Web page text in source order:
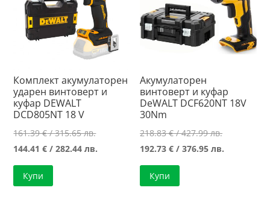
Комплект акумулаторен
ударен винтоверт и
куфар DEWALT
DCD805NT 18 V
161.39€/ 315.65 лв.Original
price
144.41€ / 282.44 лв.
Купи
Акумулаторен
винтоверт и куфар
DeWALT DCF620NT 18V
30Nm
218.83€/ 427.99 лв.Original
price
192.73€ / 376.95 лв.
Купи